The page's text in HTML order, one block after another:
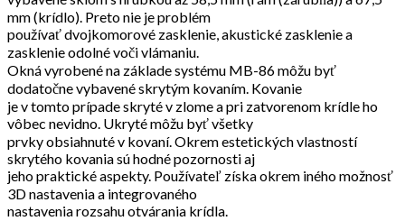
mm (krídlo). Preto nie je problém
používať dvojkomorové zasklenie, akustické zasklenie a
zasklenie odolné voči vlámaniu.
Okná vyrobené na základe systému MB-86 môžu byť
dodatočne vybavené skrytým kovaním. Kovanie
je v tomto prípade skryté v zlome a pri zatvorenom krídle ho
vôbec nevidno. Ukryté môžu byť všetky
prvky obsiahnuté v kovaní. Okrem estetických vlastností
skrytého kovania sú hodné pozornosti aj
jeho praktické aspekty. Používateľ získa okrem iného možnosť
3D nastavenia a integrovaného
nastavenia rozsahu otvárania krídla.